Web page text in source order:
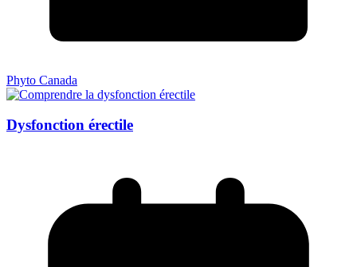
Phyto Canada
Dysfonction érectile